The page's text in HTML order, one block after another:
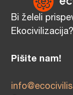
Bi želeli
Ekocivilizacija?
Pišite nam!